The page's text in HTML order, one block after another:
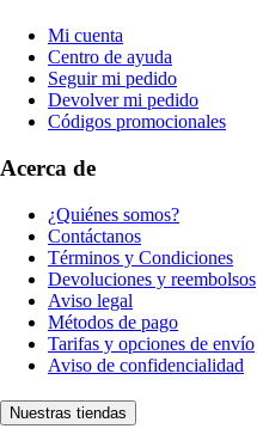
Mi cuenta
Centro de ayuda
Seguir mi pedido
Devolver mi pedido
Códigos promocionales
Acerca de
¿Quiénes somos?
Contáctanos
Términos y Condiciones
Devoluciones y reembolsos
Aviso legal
Métodos de pago
Tarifas y opciones de envío
Aviso de confidencialidad
Nuestras tiendas